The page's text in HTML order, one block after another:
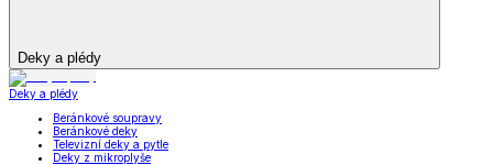
Deky a plédy
Deky a plédy
Beránkové soupravy
Beránkové deky
Televizní deky a pytle
Deky z mikroplyše